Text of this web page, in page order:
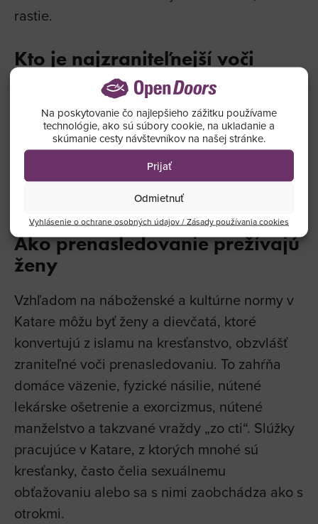
Na poskytovanie čo najlepšieho zážitku používame
technológie, ako sú súbory cookie, na ukladanie a
skúmanie cesty návštevníkov na našej stránke.
Prijať
Odmietnuť
Vyhlásenie o ochrane osobných údajov / Zásady používania cookies
rastie.
Kto je najzraniteľnejší voči
prenasledovaniu
Konvertiti sú vystavení najväčšiemu riziku
nepriateľstva: Katarčania zo strany svojich
rodín a komunít a migrujúci pracovníci zo
strany svojich vlastných národnostných alebo
Ako prenasledovanie prežívajú
ženy
Vzhľadom na náboženské a kultúrne normy v
Katare môžu byť ženy a dievčatá, ktoré
konvertujú z islamu na kresťanstvo, obzvlášť
zraniteľné voči prenasledovaniu. To zahŕňa
domáce väzenie, fyzické násilie, nútené
lekárske ošetrenie a exorcizmus, nútené
manželstvo a takzvané vraždy „zo cti“. Slúžky
pracujúce v Katare, z ktorých mnohé sú
kresťanky, často čelia sexuálnemu
obťažovaniu alebo sa s nimi zaobchádza ako s
otrokmi.